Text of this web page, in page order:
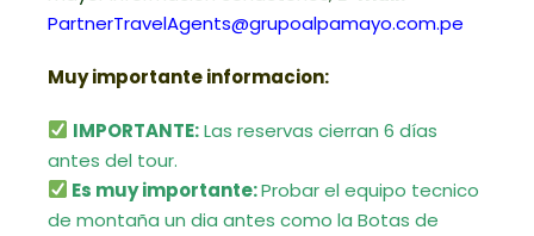
PartnerTravelAgents@grupoalpamayo.com.pe
Muy importante informacion:
IMPORTANTE:Las reservas cierran 6 días
antes del tour.
Es muy importante:Probar el equipo tecnico
de montaña un dia antes como la Botas de